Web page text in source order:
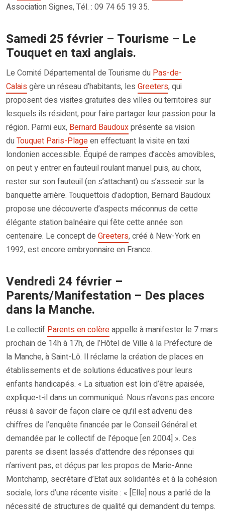
Association Signes, Tél. : 09 74 65 19 35.
Samedi 25 février – Tourisme – Le
Touquet en taxi anglais.
Le Comité Départemental de Tourisme du Pas-de-
Calaisgère un réseau d’habitants, les Greeters, qui
proposent des visites gratuites des villes ou territoires sur
lesquels ils résident, pour faire partager leur passion pour la
région. Parmi eux, Bernard Baudouxprésente sa vision
duTouquet Paris-Plageen effectuant la visite en taxi
londonien accessible. Équipé de rampes d’accès amovibles,
on peut y entrer en fauteuil roulant manuel puis, au choix,
rester sur son fauteuil (en s’attachant) ou s’asseoir sur la
banquette arrière. Touquettois d’adoption, Bernard Baudoux
propose une découverte d’aspects méconnus de cette
élégante station balnéaire qui fête cette année son
centenaire. Le concept de Greeters, créé à New-York en
1992, est encore embryonnaire en France.
Vendredi 24 février –
Parents/Manifestation – Des places
dans la Manche.
Le collectif Parents en colèreappelle à manifester le 7 mars
prochain de 14h à 17h, de l’Hôtel de Ville à la Préfecture de
la Manche, à Saint-Lô. Il réclame la création de places en
établissements et de solutions éducatives pour leurs
enfants handicapés. « La situation est loin d’être apaisée,
explique-t-il dans un communiqué. Nous n’avons pas encore
réussi à savoir de façon claire ce qu’il est advenu des
chiffres de l’enquête financée par le Conseil Général et
demandée par le collectif de l’époque [en 2004] ». Ces
parents se disent lassés d’attendre des réponses qui
n’arrivent pas, et déçus par les propos de Marie-Anne
Montchamp, secrétaire d’Etat aux solidarités et à la cohésion
sociale, lors d’une récente visite : « [Elle] nous a parlé de la
nécessité de structures de qualité qui demandent du temps.